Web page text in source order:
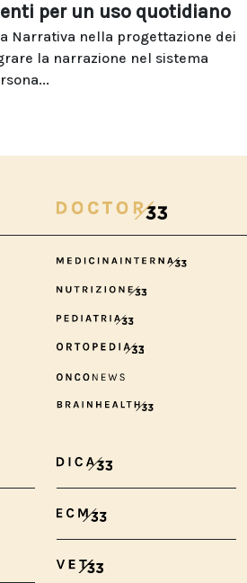
per un uso quotidiano
Narrativa nella progettazione dei
la narrazione nel sistema